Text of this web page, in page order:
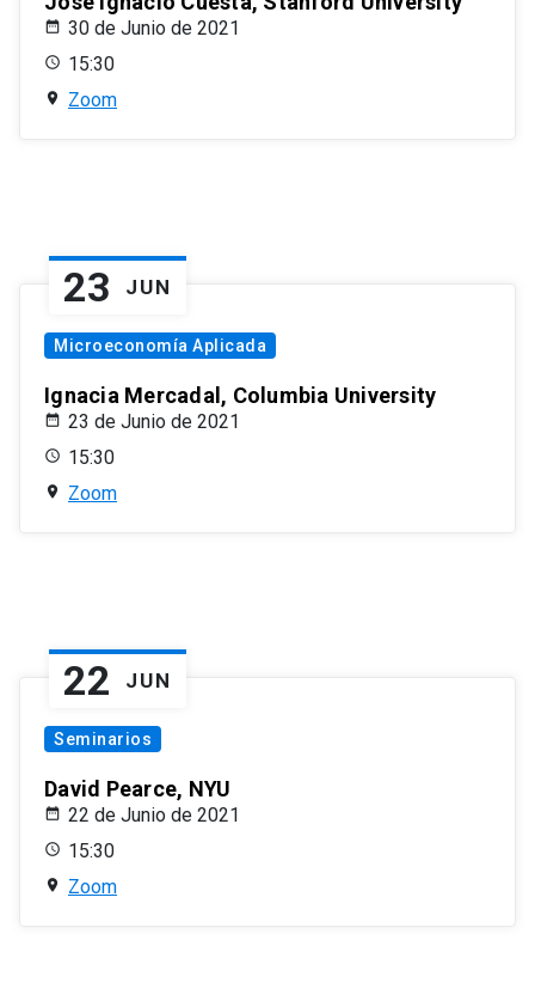
30 de Junio de 2021
15:30
Zoom
23 JUN
Microeconomía Aplicada
Ignacia Mercadal, Columbia University
23 de Junio de 2021
15:30
Zoom
22 JUN
Seminarios
David Pearce, NYU
22 de Junio de 2021
15:30
Zoom